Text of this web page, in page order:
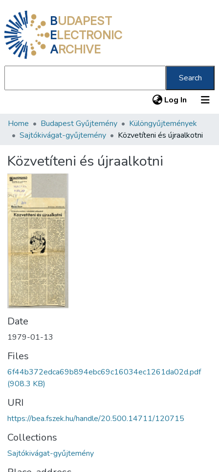
BUDAPEST
ELECTRONIC
ARCHIVE
Search
Log In (current)
Communities & Collections
Statistics
About us
Home Budapest Gyűjtemény
Különgyűjtemények
Sajtókivágat-gyűjtemény
Közvetíteni és újraalkotni
Közvetíteni és újraalkotni
Date
1979-01-13
Files
6f44b372edca69b894ebc69c16034ec1261da02d.pdf
(908.3 KB)
URI
https://bea.fszek.hu/handle/20.500.14711/120715
Collections
Sajtókivágat-gyűjtemény